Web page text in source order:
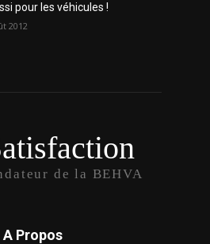
pour les véhicules !
2012
de la BEHVA
A Propos